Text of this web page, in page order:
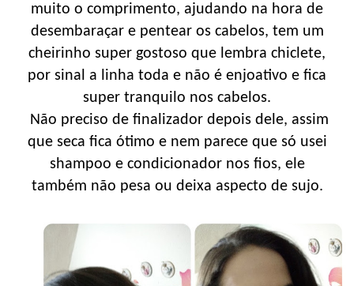
muito o comprimento, ajudando na hora de
desembaraçar e pentear os cabelos, tem um
cheirinho super gostoso que lembra chiclete,
por sinal a linha toda e não é enjoativo e fica
super tranquilo nos cabelos.
Não preciso de finalizador depois dele, assim
que seca fica ótimo e nem parece que só usei
shampoo e condicionador nos fios, ele
também não pesa ou deixa aspecto de sujo.